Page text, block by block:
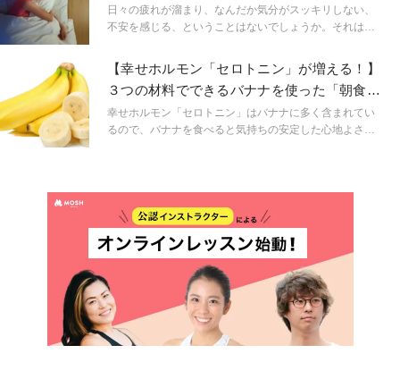
入れてくださいね。
を増やす食材3選
日々の疲れが溜まり、なんだか気分がスッキリしない、
不安を感じる、ということはないでしょうか。それはも
今回は、幸せホルモンとも呼ばれるセロトニンについて
解説し、セロトニンを増やすおすすめのちょい足し食材
を管理栄養士がご紹介していきます。
【幸せホルモン「セロトニン」が増える！】
３つの材料でできるバナナを使った「朝食レ
シピ」
幸せホルモン「セロトニン」はバナナに多く含まれてい
るので、バナナを食べると気持ちの安定した心地よさを